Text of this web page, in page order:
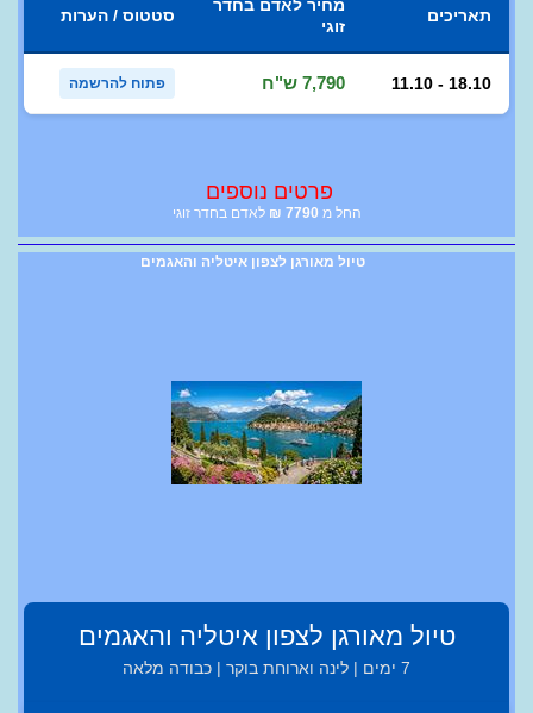
תאריכים
מחיר לאדם בחדר
זוגי
סטטוס / הערות
11.10 - 18.10 7,790 ש"ח פתוח להרשמה
פרטים נוספים
החל מ 7790
₪ לאדם בחדר זוגי
טיול מאורגן לצפון איטליה והאגמים
טיול מאורגן לצפון איטליה והאגמים
7 ימים | לינה וארוחת בוקר | כבודה מלאה